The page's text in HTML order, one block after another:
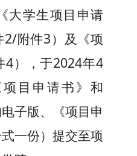
大学生项目申请
2/附件3） 及《项
4），于2024年4
项目申请书》和
子版、《项目申
一份）提交至项